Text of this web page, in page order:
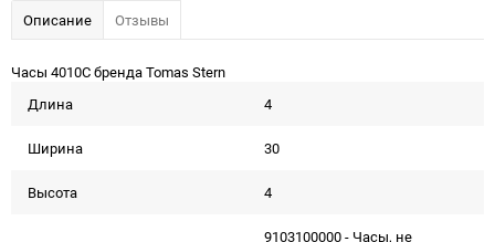
Описание Отзывы
Часы 4010C бренда Tomas Stern
Длина
4
Ширина 30
Высота 4
9103100000 - Часы, не